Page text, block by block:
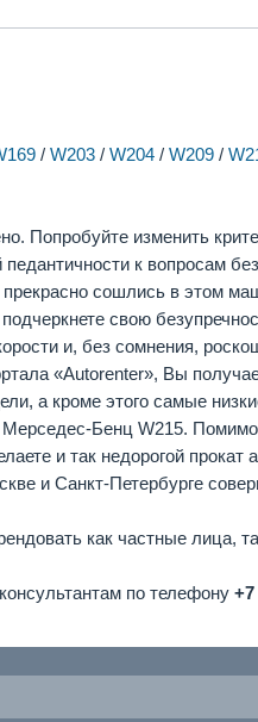
/ W203/ W204/ W209/
Попробуйте изменить
к вопросам
сошлись в этом
свою
и, без сомнения,
«Autorenter», Вы
а кроме этого самые
Бенц W215.
и так недорогой
и Санкт-Петербурге
как частные лица,
по телефону +7